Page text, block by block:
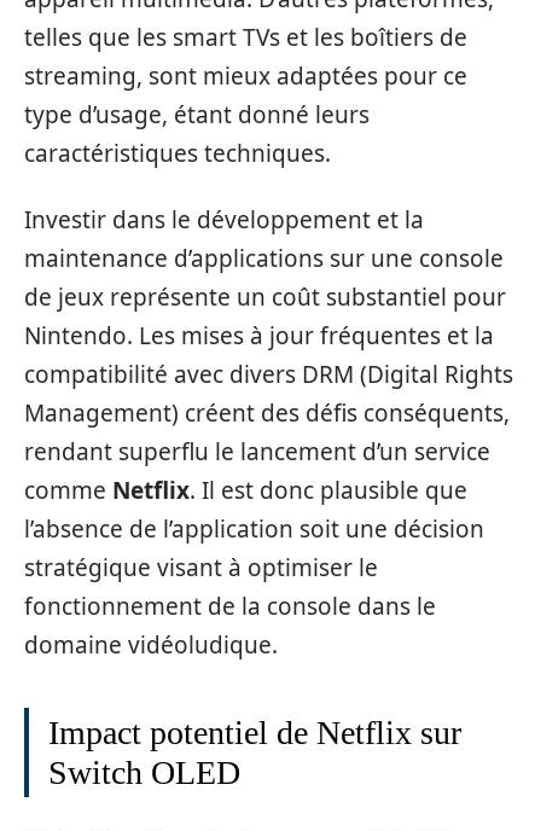
telles que les smart TVs et les boîtiers de
streaming, sont mieux adaptées pour ce
type d’usage, étant donné leurs
caractéristiques techniques.
Investir dans le développement et la
maintenance d’applications sur une console
de jeux représente un coût substantiel pour
Nintendo. Les mises à jour fréquentes et la
compatibilité avec divers DRM (Digital Rights
Management) créent des défis conséquents,
rendant superflu le lancement d’un service
comme Netflix. Il est donc plausible que
l’absence de l’application soit une décision
stratégique visant à optimiser le
fonctionnement de la console dans le
domaine vidéoludique.
Impact potentiel de Netflix sur
Switch OLED